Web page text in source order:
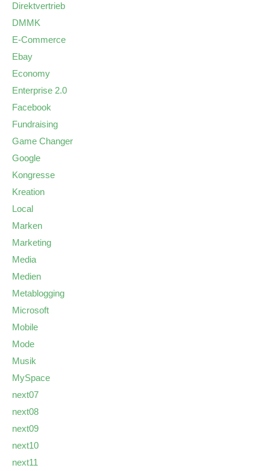
Direktvertrieb
DMMK
E-Commerce
Ebay
Economy
Enterprise 2.0
Facebook
Fundraising
Game Changer
Google
Kongresse
Kreation
Local
Marken
Marketing
Media
Medien
Metablogging
Microsoft
Mobile
Mode
Musik
MySpace
next07
next08
next09
next10
next11